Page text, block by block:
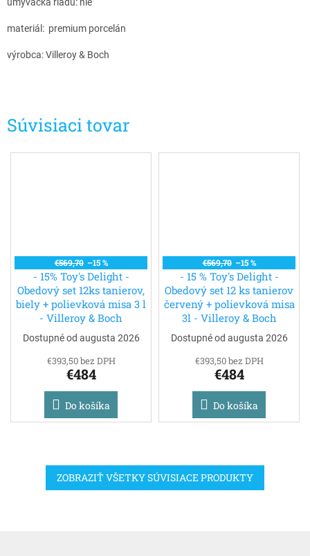
Súvisiaci tovar
€569,70 –15 %
- 15% Toy's Delight -
Obedový set 12ks tanierov,
biely + polievková misa 3 l
- Villeroy & Boch
Dostupné od augusta 2026
€393,50 bez DPH
€484
Do košíka
€569,70 –15 %
- 15 % Toy's Delight -
Obedový set 12 ks tanierov
červený + polievková misa
3l - Villeroy & Boch
Dostupné od augusta 2026
€393,50 bez DPH
€484
Do košíka
ZOBRAZIŤ VŠETKY SÚVISIACE PRODUKTY
umývačka riadu: nie
materiál: premium porcelán
výrobca: Villeroy & Boch